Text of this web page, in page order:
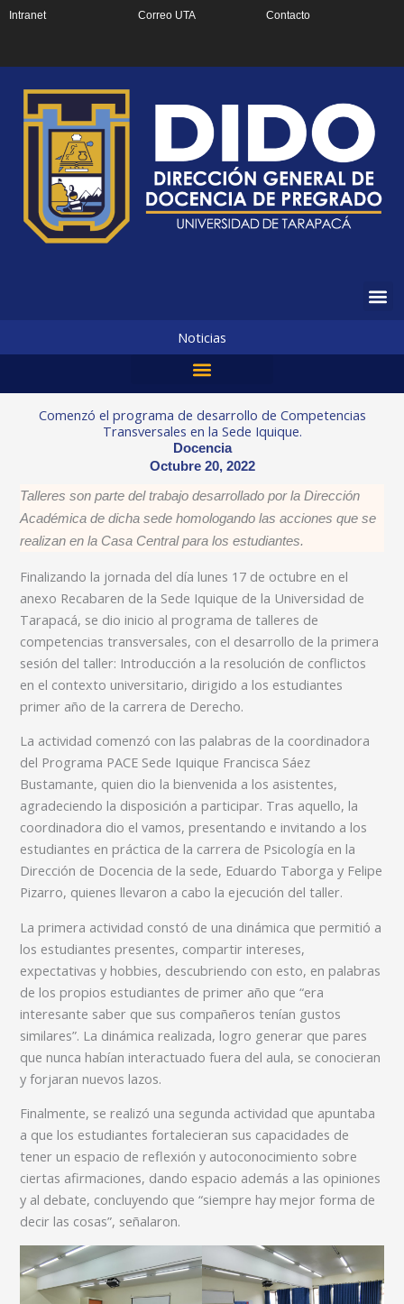
Intranet Correo UTA Contacto
Noticias
Comenzó el programa de desarrollo de Competencias
Transversales en la Sede Iquique.
Docencia
Octubre 20, 2022
Talleres son parte del trabajo desarrollado por la Dirección
Académica de dicha sede homologando las acciones que se
realizan en la Casa Central para los estudiantes.
Finalizando la jornada del día lunes 17 de octubre en el
anexo Recabaren de la Sede Iquique de la Universidad de
Tarapacá, se dio inicio al programa de talleres de
competencias transversales, con el desarrollo de la primera
sesión del taller: Introducción a la resolución de conflictos
en el contexto universitario, dirigido a los estudiantes
primer año de la carrera de Derecho.
La actividad comenzó con las palabras de la coordinadora
del Programa PACE Sede Iquique Francisca Sáez
Bustamante, quien dio la bienvenida a los asistentes,
agradeciendo la disposición a participar. Tras aquello, la
coordinadora dio el vamos, presentando e invitando a los
estudiantes en práctica de la carrera de Psicología en la
Dirección de Docencia de la sede, Eduardo Taborga y Felipe
Pizarro, quienes llevaron a cabo la ejecución del taller.
La primera actividad constó de una dinámica que permitió a
los estudiantes presentes, compartir intereses,
expectativas y hobbies, descubriendo con esto, en palabras
de los propios estudiantes de primer año que “era
interesante saber que sus compañeros tenían gustos
similares”. La dinámica realizada, logro generar que pares
que nunca habían interactuado fuera del aula, se conocieran
y forjaran nuevos lazos.
Finalmente, se realizó una segunda actividad que apuntaba
a que los estudiantes fortalecieran sus capacidades de
tener un espacio de reflexión y autoconocimiento sobre
ciertas afirmaciones, dando espacio además a las opiniones
y al debate, concluyendo que “siempre hay mejor forma de
decir las cosas”, señalaron.